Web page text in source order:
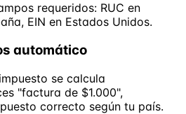
requeridos: RUC en
EIN en Estados Unidos.
automático
se calcula
"factura de $1.000",
correcto según tu país.